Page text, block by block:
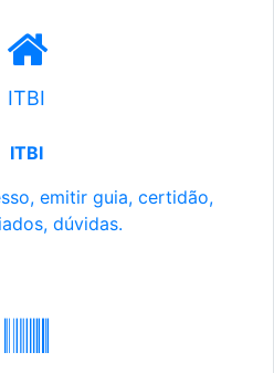
ITBI
ITBI
emitir guia, certidão,
dúvidas.